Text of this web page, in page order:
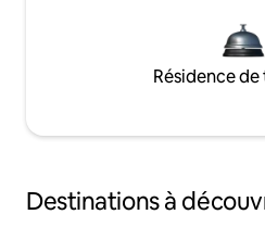
Résidence
Destinations à